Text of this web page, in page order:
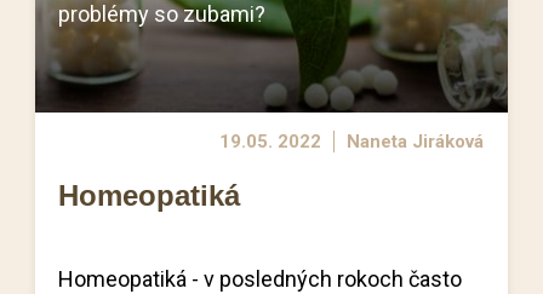
problémy so zubami?
19.05. 2022 Naneta Jiráková
Homeopatiká
Homeopatiká - v posledných rokoch často